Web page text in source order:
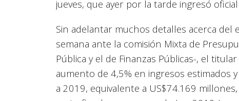
jueves, que ayer por la tarde ingresó
Sin adelantar muchos detalles acerca
semana ante la comisión Mixta de
Pública y el de Finanzas Públicas-, el
aumento de 4,5% en ingresos estimados
a 2019, equivalente a US$74.169